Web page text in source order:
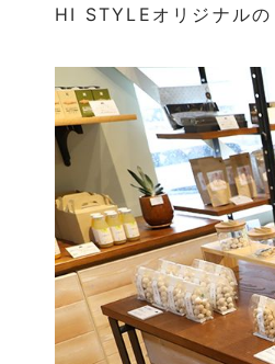
HI STYLEオリジナルの